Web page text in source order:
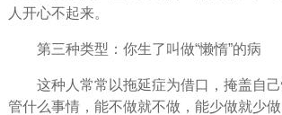
人 开心不起来。
第三种类型：你生了叫做“懒惰”的病
这种人常常以拖延症为借口，掩盖自
管什么事情，能不做就不做，能少做就少